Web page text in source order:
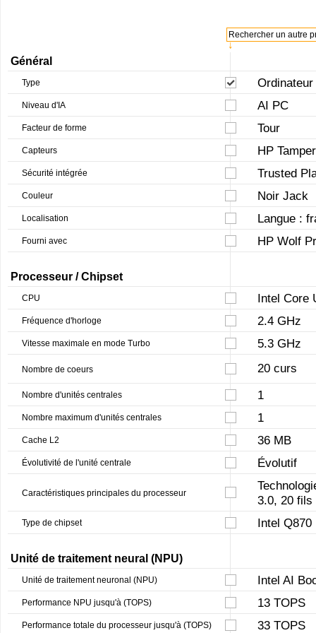
↓
Rechercher un autre
Général
Type
Niveau d'IA AI PC
Facteur de forme Tour
Capteurs HP
Sécurité intégrée Trusted
Couleur Noir Jack
Localisation Langue :
Fourni avec HP Wolf
Processeur / Chipset
CPU Intel Core
Fréquence d'horloge 2.4 GHz
Vitesse maximale en mode Turbo 5.3 GHz
Nombre de coeurs 20 curs
Nombre d'unités centrales 1
Nombre maximum d'unités centrales 1
Cache L2 36 MB
Évolutivité de l'unité centrale Évolutif
Caractéristiques principales du processeur
3.0, 20 fils
Type de chipset Intel Q870
Unité de traitement neural (NPU)
Unité de traitement neuronal (NPU) Intel AI
Performance NPU jusqu'à (TOPS) 13 TOPS
Performance totale du processeur jusqu'à (TOPS) 33 TOPS